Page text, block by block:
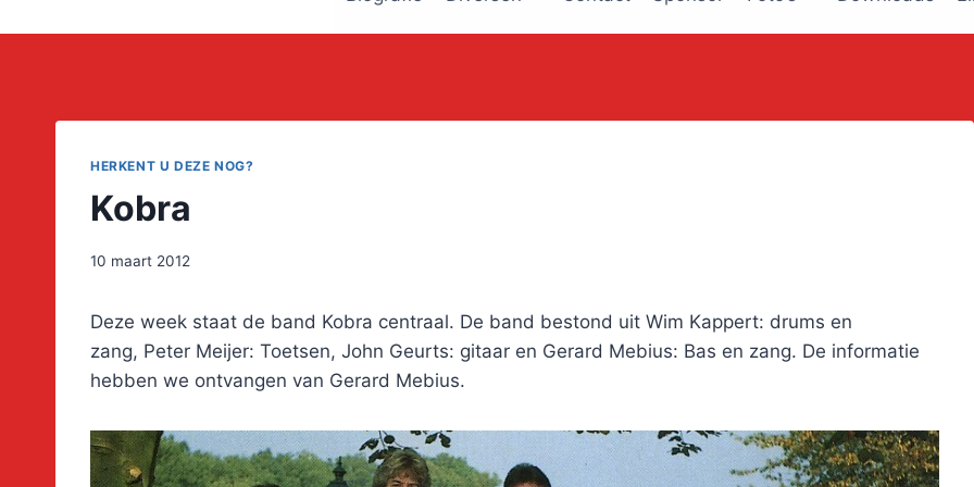
HERKENT U DEZE NOG?
Kobra
10 maart 2012
Deze week staat de band Kobra centraal. De band bestond uit Wim Kappert: drums en
zang, Peter Meijer: Toetsen, John Geurts: gitaar en Gerard Mebius: Bas en zang. De informatie
hebben we ontvangen van Gerard Mebius.